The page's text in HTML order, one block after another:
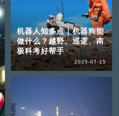
机器人知多点｜机器狗能
做什么？越野、巡逻、南
极科考好帮手
2025-07-15